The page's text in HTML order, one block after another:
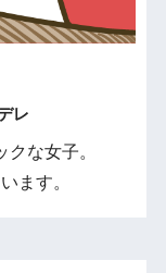
レ
な女子。
ます。